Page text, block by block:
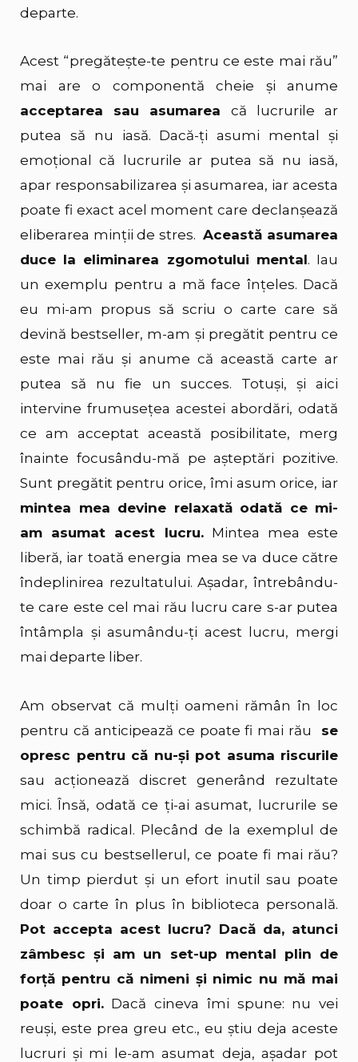
departe.
Acest “pregătește-te pentru ce este mai rău”
mai are o componentă cheie și anume
acceptarea sau asumarea că lucrurile ar
putea să nu iasă. Dacă-ți asumi mental și
emoțional că lucrurile ar putea să nu iasă,
apar responsabilizarea și asumarea, iar acesta
poate fi exact acel moment care declanșează
eliberarea minții de stres.Această asumarea
duce la eliminarea zgomotului mental. Iau
un exemplu pentru a mă face înțeles. Dacă
eu mi-am propus să scriu o carte care să
devină bestseller, m-am și pregătit pentru ce
este mai rău și anume că această carte ar
putea să nu fie un succes. Totuși, și aici
intervine frumusețea acestei abordări, odată
ce am acceptat această posibilitate, merg
înainte focusându-mă pe așteptări pozitive.
Sunt pregătit pentru orice, îmi asum orice, iar
mintea mea devine relaxată odată ce mi-
am asumat acest lucru.Mintea mea este
liberă, iar toată energia mea se va duce către
îndeplinirea rezultatului. Așadar, întrebându-
te care este cel mai rău lucru care s-ar putea
întâmpla și asumându-ți acest lucru, mergi
mai departe liber.
Am observat că mulți oameni rămân în loc
pentru că anticipează ce poate fi mai rău se
opresc pentru că nu-și pot asuma riscurile
sau acționează discret generând rezultate
mici. Însă, odată ce ți-ai asumat, lucrurile se
schimbă radical. Plecând de la exemplul de
mai sus cu bestsellerul, ce poate fi mai rău?
Un timp pierdut și un efort inutil sau poate
doar o carte în plus în biblioteca personală.
Pot accepta acest lucru? Dacă da, atunci
zâmbesc și am un set-up mental plin de
forță pentru că nimeni și nimic nu mă mai
poate opri.Dacă cineva îmi spune: nu vei
reuși, este prea greu etc., eu știu deja aceste
lucruri și mi le-am asumat deja, așadar pot